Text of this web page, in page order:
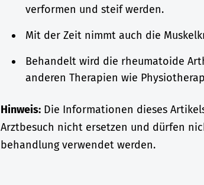
verformen und steif werden.
Mit der Zeit nimmt auch die
Behandelt wird die rheumatoide
anderen Therapien wie
Hinweis: Die Informationen dieses
Arztbesuch nicht ersetzen und dürfen
behandlung verwendet werden.